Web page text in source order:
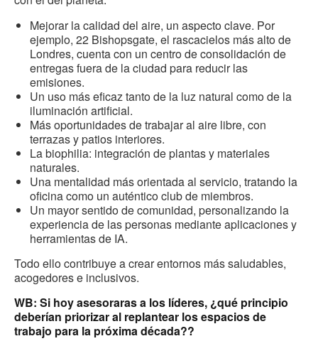
Mejorar la calidad del aire, un aspecto clave. Por
ejemplo, 22 Bishopsgate, el rascacielos más alto de
Londres, cuenta con un centro de consolidación de
entregas fuera de la ciudad para reducir las
emisiones.
Un uso más eficaz tanto de la luz natural como de la
iluminación artificial.
Más oportunidades de trabajar al aire libre, con
terrazas y patios interiores.
La biophilia: integración de plantas y materiales
naturales.
Una mentalidad más orientada al servicio, tratando la
oficina como un auténtico club de miembros.
Un mayor sentido de comunidad, personalizando la
experiencia de las personas mediante aplicaciones y
herramientas de IA.
Todo ello contribuye a crear entornos más saludables,
acogedores e inclusivos.
WB: Si hoy asesoraras a los líderes, ¿qué principio
deberían priorizar al replantear los espacios de
trabajo para la próxima década??